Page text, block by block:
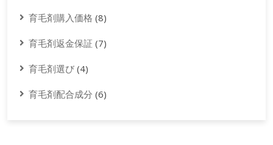
育毛剤購入価格 (8)
育毛剤返金保証 (7)
育毛剤選び (4)
育毛剤配合成分 (6)